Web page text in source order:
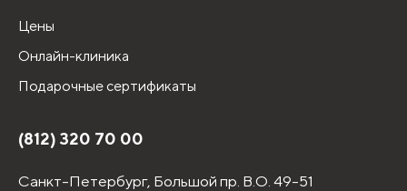
Цены
Онлайн-клиника
Подарочные сертификаты
(812) 320 70 00
Санкт-Петербург, Большой пр. В.О. 49-51